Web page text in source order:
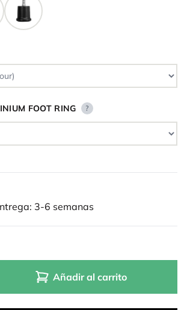
FOOT RING ?
3-6 semanas
Añadir al carrito